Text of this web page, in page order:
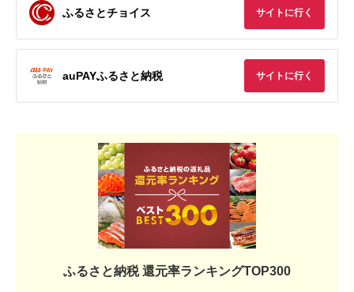
ふるさとチョイス サイトに行く
auPAYふるさと納税 サイトに行く
ふるさと納税 還元率ランキングTOP300